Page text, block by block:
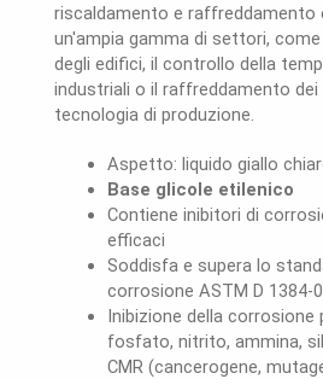
riscaldamento e raffreddamento
un'ampia gamma di settori,
degli edifici, il controllo della
industriali o il raffreddamento
tecnologia di produzione.
Aspetto: liquido giallo
Base glicole etilenico
Contiene inibitori di
efficaci
Soddisfa e supera lo
corrosione ASTM D 1384-
Inibizione della corrosione
fosfato, nitrito, ammina,
CMR (cancerogene,